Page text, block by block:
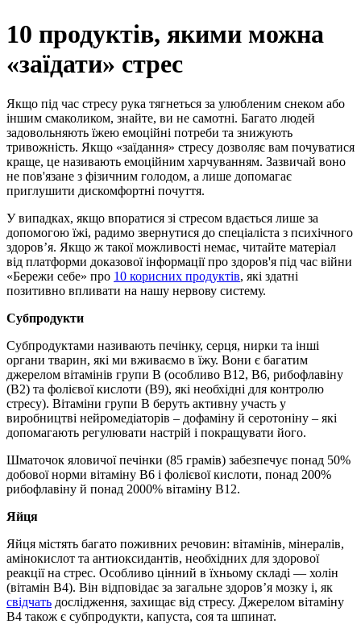
10 продуктів, якими можна
«заїдати» стрес
Якщо під час стресу рука тягнеться за улюбленим снеком або
іншим смаколиком, знайте, ви не самотні. Багато людей
задовольняють їжею емоційні потреби та знижують
тривожність. Якщо «заїдання» стресу дозволяє вам почуватися
краще, це називають емоційним харчуванням. Зазвичай воно
не пов'язане з фізичним голодом, а лише допомагає
приглушити дискомфортні почуття.
У випадках, якщо впоратися зі стресом вдається лише за
допомогою їжі, радимо звернутися до спеціаліста з психічного
здоров’я. Якщо ж такої можливості немає, читайте матеріал
від платформи доказової інформації про здоров'я під час війни
«Бережи себе» про 10 корисних продуктів, які здатні
позитивно впливати на нашу нервову систему.
Субпродукти
Субпродуктами називають печінку, серця, нирки та інші
органи тварин, які ми вживаємо в їжу. Вони є багатим
джерелом вітамінів групи В (особливо В12, В6, рибофлавіну
(В2) та фолієвої кислоти (В9), які необхідні для контролю
стресу). Вітаміни групи В беруть активну участь у
виробництві нейромедіаторів – дофаміну й серотоніну – які
допомагають регулювати настрій і покращувати його.
Шматочок яловичої печінки (85 грамів) забезпечує понад 50%
добової норми вітаміну B6 і фолієвої кислоти, понад 200%
рибофлавіну й понад 2000% вітаміну B12.
Яйця
Яйця містять багато поживних речовин: вітамінів, мінералів,
амінокислот та антиоксидантів, необхідних для здорової
реакції на стрес. Особливо цінний в їхньому складі — холін
(вітамін В4). Він відповідає за загальне здоров’я мозку і, як
свідчать дослідження, захищає від стресу. Джерелом вітаміну
В4 також є субпродукти, капуста, соя та шпинат.